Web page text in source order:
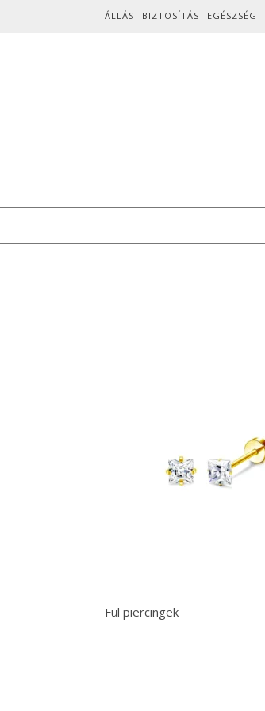
ÁLLÁS BIZTOSÍTÁS EGÉSZSÉG
Fül piercingek